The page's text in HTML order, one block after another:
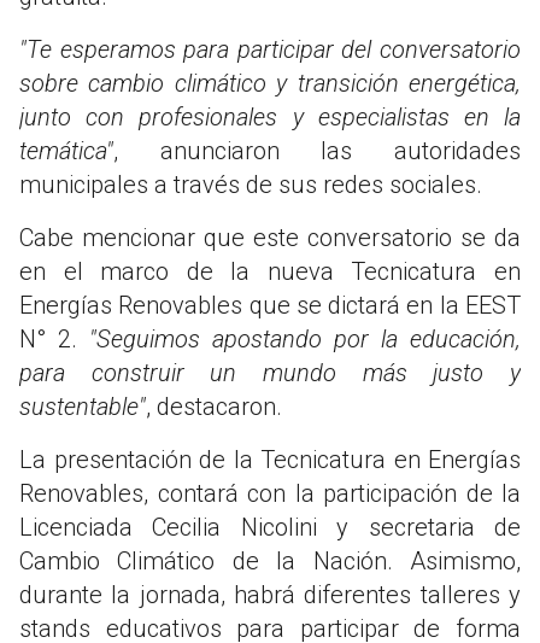
"Te esperamos para participar del conversatorio
sobre cambio climático y transición energética,
junto con profesionales y especialistas en la
temática", anunciaron las autoridades
municipales a través de sus redes sociales.
Cabe mencionar que este conversatorio se da
en el marco de la nueva Tecnicatura en
Energías Renovables que se dictará en la EEST
N° 2. "Seguimos apostando por la educación,
para construir un mundo más justo y
sustentable", destacaron.
La presentación de la Tecnicatura en Energías
Renovables, contará con la participación de la
Licenciada Cecilia Nicolini y secretaria de
Cambio Climático de la Nación. Asimismo,
durante la jornada, habrá diferentes talleres y
stands educativos para participar de forma